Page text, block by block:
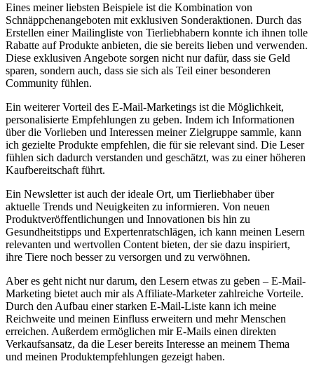
Eines meiner liebsten Beispiele ist die​ Kombination ​von
Schnäppchenangeboten mit exklusiven Sonderaktionen.​ Durch das
Erstellen einer Mailingliste von Tierliebhabern konnte ich ihnen tolle
Rabatte‌ auf Produkte anbieten, die ⁤sie ⁤bereits lieben und ⁣verwenden.
Diese exklusiven Angebote⁣ sorgen ⁣nicht nur dafür, dass sie Geld⁢
sparen, sondern⁢ auch, ​dass⁢ sie sich als Teil einer besonderen
‍Community fühlen.
Ein⁢ weiterer Vorteil des E-Mail-Marketings ist die Möglichkeit,
personalisierte Empfehlungen zu geben. Indem ich Informationen
über die Vorlieben und Interessen meiner Zielgruppe sammle, kann
ich gezielte Produkte empfehlen, ⁣die ​für ​sie relevant sind. Die Leser
fühlen sich dadurch verstanden und geschätzt,⁤ was zu einer höheren
Kaufbereitschaft führt.
Ein Newsletter ​ist auch ‍der ideale Ort, um ⁣Tierliebhaber über
⁣aktuelle Trends ⁣und Neuigkeiten zu informieren. Von neuen
Produktveröffentlichungen ⁢und Innovationen bis hin zu
Gesundheitstipps und Expertenratschlägen, ich kann meinen Lesern
relevanten und wertvollen Content bieten, ⁢der ⁣sie dazu inspiriert,
ihre Tiere noch besser zu versorgen und zu verwöhnen.
Aber ⁣es geht nicht nur darum,​ den‍ Lesern etwas zu geben – E-Mail-
Marketing bietet auch mir ​als Affiliate-Marketer zahlreiche Vorteile.
Durch den Aufbau einer ⁢starken E-Mail-Liste kann ich meine
Reichweite und meinen Einfluss ‌erweitern und mehr Menschen
erreichen. Außerdem ermöglichen mir E-Mails einen direkten
Verkaufsansatz, ⁤da die Leser bereits‍ Interesse an meinem Thema
und⁢ meinen Produktempfehlungen gezeigt haben.